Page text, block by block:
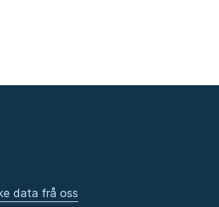
data frå oss